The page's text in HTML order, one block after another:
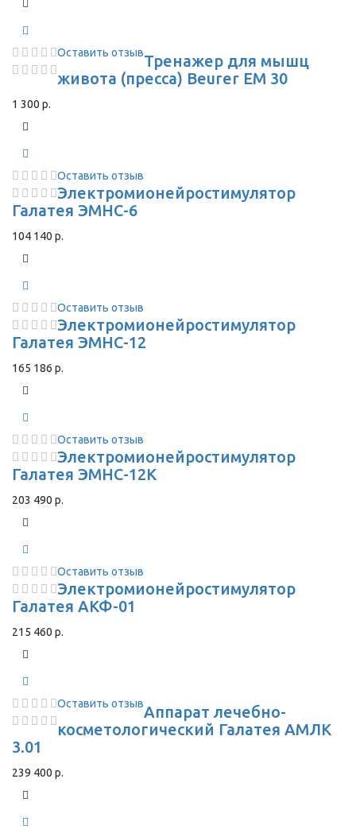
Оставить отзывТренажер для мышц
живота (пресса) Beurer EM 30
1 300 р.
Оставить отзыв
Электромионейростимулятор
Галатея ЭМНС-6
104 140 р.
Оставить отзыв
Электромионейростимулятор
Галатея ЭМНС-12
165 186 р.
Оставить отзыв
Электромионейростимулятор
Галатея ЭМНС-12К
203 490 р.
Оставить отзыв
Электромионейростимулятор
Галатея АКФ-01
215 460 р.
Оставить отзывАппарат лечебно-
косметологический Галатея АМЛК
3.01
239 400 р.